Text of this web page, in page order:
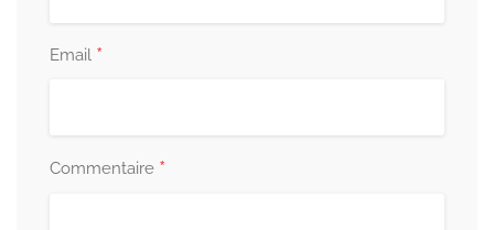
Email *
Commentaire *